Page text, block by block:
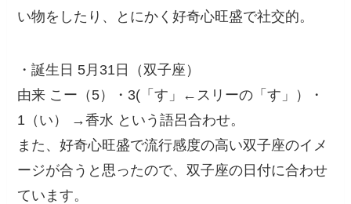
い物をしたり、とにかく好奇心旺盛で社交的。
・誕生日 5月31日（双子座）
由来 こー（5）・3(「す」←スリーの「す」）・
1（い） →香水 という語呂合わせ。
また、好奇心旺盛で流行感度の高い双子座のイメ
ージが合うと思ったので、双子座の日付に合わせ
ています。